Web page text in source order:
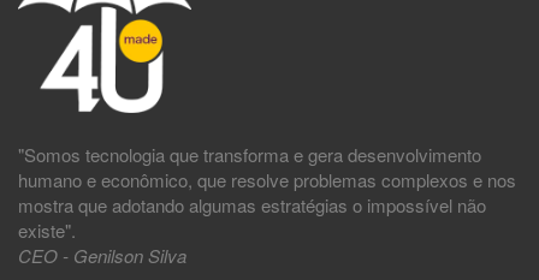
"Somos tecnologia que transforma e gera desenvolvimento
humano e econômico, que resolve problemas complexos e nos
mostra que adotando algumas estratégias o impossível não
existe".
CEO - Genilson Silva